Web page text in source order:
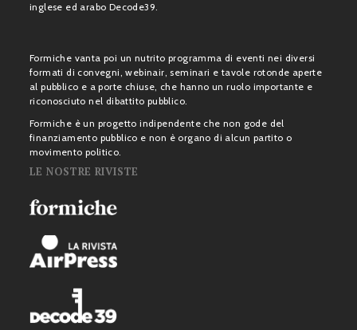
inglese ed arabo Decode39.
Formiche vanta poi un nutrito programma di eventi nei diversi
formati di convegni, webinair, seminari e tavole rotonde aperte
al pubblico e a porte chiuse, che hanno un ruolo importante e
riconosciuto nel dibattito pubblico.
Formiche è un progetto indipendente che non gode del
finanziamento pubblico e non è organo di alcun partito o
movimento politico.
LE NOSTRE RIVISTE